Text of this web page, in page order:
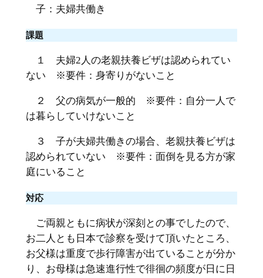
子：夫婦共働き
課題
１ 夫婦2人の老親扶養ビザは認められてい
ない ※要件：身寄りがないこと
２ 父の病気が一般的 ※要件：自分一人で
は暮らしていけないこと
３ 子が夫婦共働きの場合、老親扶養ビザは
認められていない ※要件：面倒を見る方が家
庭にいること
対応
ご両親ともに病状が深刻との事でしたので、
お二人とも日本で診察を受けて頂いたところ、
お父様は重度で歩行障害が出ていることが分か
り、お母様は急速進行性で徘徊の頻度が日に日